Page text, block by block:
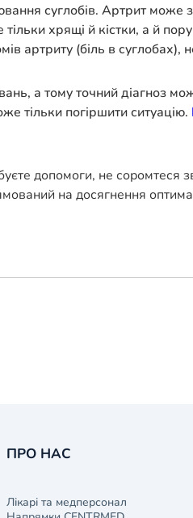
суглобів. Артрит може
хрящі й кістки, а й
артриту (біль в
а тому точний діагноз
тільки погіршити ситуацію.
допомоги, не соромтеся
на досягнення
ПРО НАС
Лікарі та медперсонал